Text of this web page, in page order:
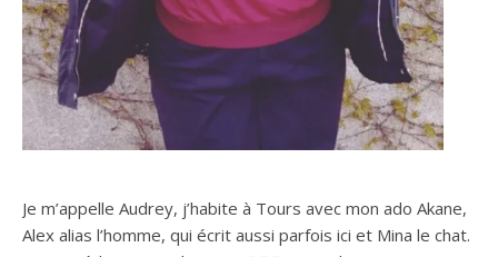
Je m’appelle Audrey, j’habite à Tours avec mon ado Akane,
Alex alias l’homme, qui écrit aussi parfois ici et Mina le chat.